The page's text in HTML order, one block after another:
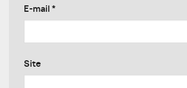
E-mail *
Site